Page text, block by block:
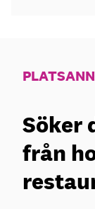
Söker
från